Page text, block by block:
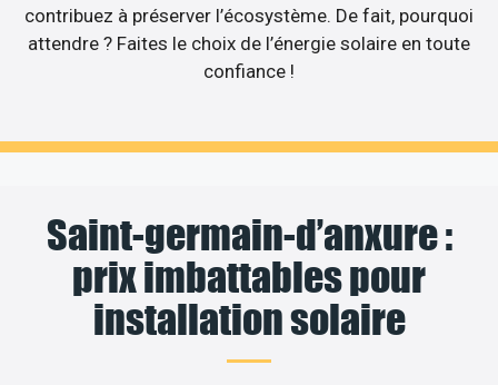
contribuez à préserver l’écosystème. De fait, pourquoi
attendre ? Faites le choix de l’énergie solaire en toute
confiance !
Saint-germain-d’anxure :
prix imbattables pour
installation solaire